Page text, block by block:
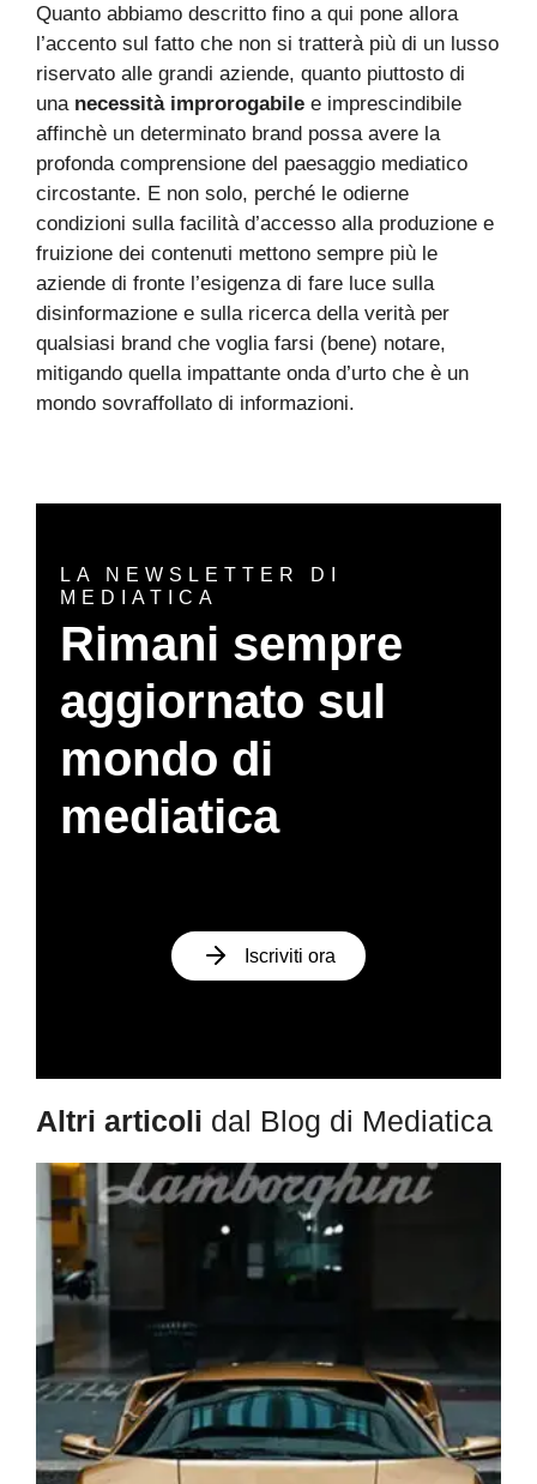
Quanto abbiamo descritto fino a qui pone allora
l’accento sul fatto che non si tratterà più di un lusso
riservato alle grandi aziende, quanto piuttosto di
una necessità improrogabile e imprescindibile
affinchè un determinato brand possa avere la
profonda comprensione del paesaggio mediatico
circostante. E non solo, perché le odierne
condizioni sulla facilità d’accesso alla produzione e
fruizione dei contenuti mettono sempre più le
aziende di fronte l’esigenza di fare luce sulla
disinformazione e sulla ricerca della verità per
qualsiasi brand che voglia farsi (bene) notare,
mitigando quella impattante onda d’urto che è un
mondo sovraffollato di informazioni.
LA NEWSLETTER DI
MEDIATICA
Rimani sempre
aggiornato sul
mondo di
mediatica
Iscriviti ora
Altri articoli dal Blog di Mediatica